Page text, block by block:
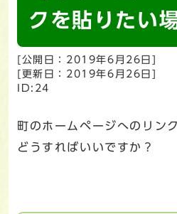
クを貼りたい
[公開日：2019年6月26日]
[更新日：2019年6月26日]
ID:24
町のホームページへのリン
どうすればいいですか？